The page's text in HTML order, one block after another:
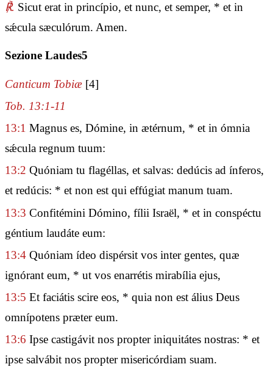
℟. Sicut erat in princípio, et nunc, et semper, * et in
sǽcula sæculórum. Amen.
Sezione Laudes5
Canticum Tobiæ [4]
Tob. 13:1-11
13:1 Magnus es, Dómine, in ætérnum, * et in ómnia
sǽcula regnum tuum:
13:2 Quóniam tu flagéllas, et salvas: dedúcis ad ínferos,
et redúcis: * et non est qui effúgiat manum tuam.
13:3 Confitémini Dómino, fílii Israël, * et in conspéctu
géntium laudáte eum:
13:4 Quóniam ídeo dispérsit vos inter gentes, quæ
ignórant eum, * ut vos enarrétis mirabília ejus,
13:5 Et faciátis scire eos, * quia non est álius Deus
omnípotens præter eum.
13:6 Ipse castigávit nos propter iniquitátes nostras: * et
ipse salvábit nos propter misericórdiam suam.